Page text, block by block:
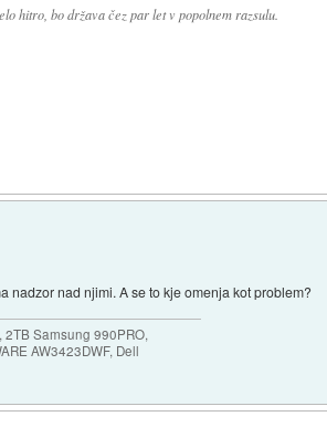
hitro, bo država čez par let v popolnem razsulu.
nadzor nad njimi. A se to kje omenja kot problem?
2TB Samsung 990PRO,
AW3423DWF, Dell